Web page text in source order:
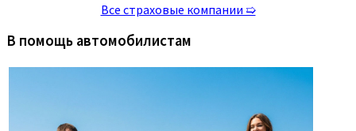
Все страховые компании ➯
В помощь автомобилистам